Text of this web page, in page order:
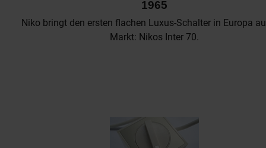
1965
Niko bringt den ersten flachen Luxus-Schalter in Europa
Markt: Nikos Inter 70.